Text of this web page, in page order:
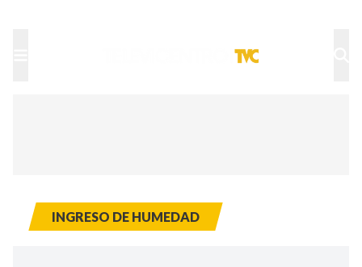
INGRESO DE HUMEDAD